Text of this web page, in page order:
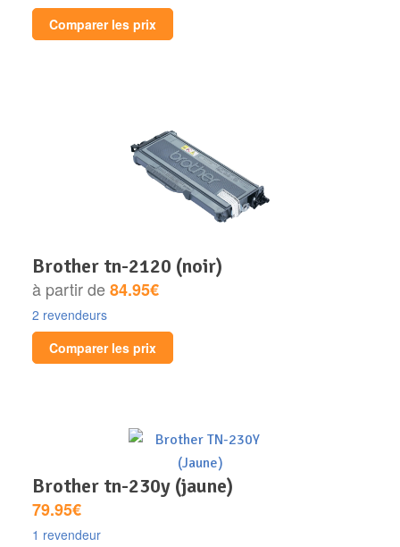
Comparer les prix
brother tn-2120 (noir)
à partir de84.95€
2 revendeurs
Comparer les prix
brother tn-230y (jaune)
79.95€
1 revendeur